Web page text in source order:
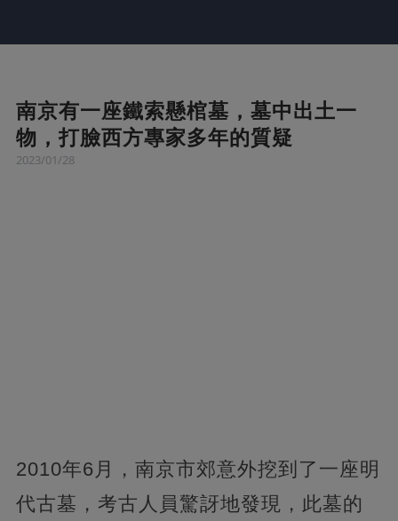
南京有一座鐵索懸棺墓，墓中出土一
物，打臉西方專家多年的質疑
2023/01/28
2010年6月，南京市郊意外挖到了一座明
代古墓，考古人員驚訝地發現，此墓的